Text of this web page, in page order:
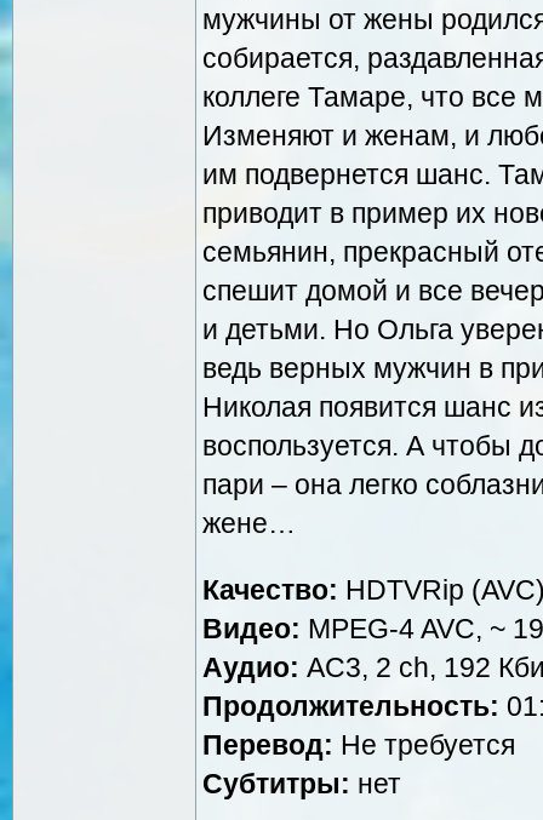
мужчины от жены
собирается,
коллеге Тамаре, что все
Изменяют и женам, и
им подвернется шанс.
приводит в пример их
семьянин, прекрасный
спешит домой и все
и детьми. Но Ольга
ведь верных мужчин в
Николая появится шанс
воспользуется. А чтобы
пари – она легко
жене…
Качество: HDTVRip
Видео: MPEG-4 AVC, ~
Аудио: AC3, 2 ch, 192
Продолжительность:
Перевод: Не требуется
Субтитры: нет